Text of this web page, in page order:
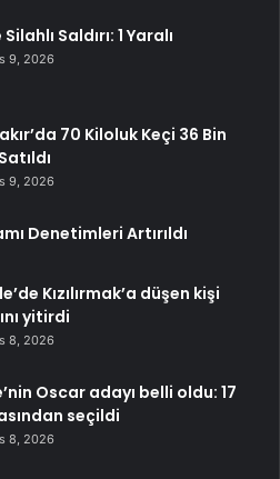
Saldırı: 1 Yaralı
9, 2026
70 Kiloluk Keçi 36 Bin
9, 2026
Denetimleri Artırıldı
Kızılırmak’a düşen kişi
yitirdi
8, 2026
Oscar adayı belli oldu: 17
seçildi
8, 2026